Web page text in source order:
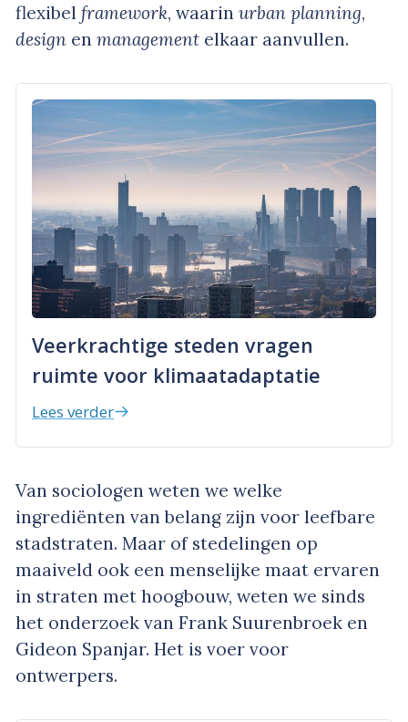
flexibel framework, waarin urban planning,
design en management elkaar aanvullen.
Veerkrachtige steden vragen
ruimte voor klimaatadaptatie
Lees verder
Van sociologen weten we welke
ingrediënten van belang zijn voor leefbare
stadstraten. Maar of stedelingen op
maaiveld ook een menselijke maat ervaren
in straten met hoogbouw, weten we sinds
het onderzoek van Frank Suurenbroek en
Gideon Spanjar. Het is voer voor
ontwerpers.